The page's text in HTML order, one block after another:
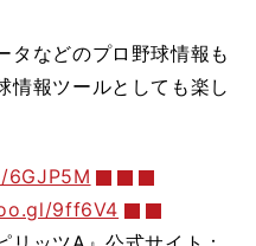
などのプロ野球情報も
情報ツールとしても楽し
9ff6V4